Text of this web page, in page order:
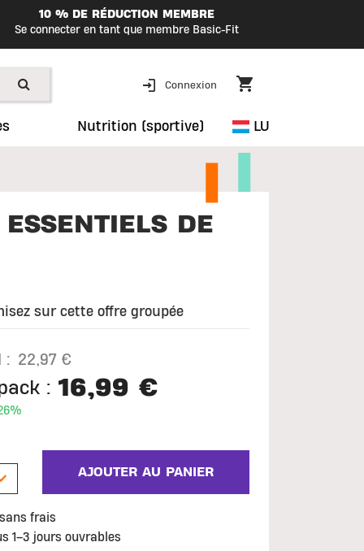
10 % DE RÉDUCTION MEMBRE
Se connecter en tant que membre Basic-Fit
Connexion
Nutrition (sportive) LU
DE
sur cette offre groupée
: 16,99 €
: 22,97 €
AJOUTER AU PANIER
frais
1–3 jours ouvrables